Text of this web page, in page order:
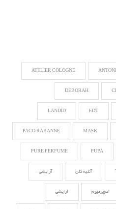
ATELIER COLOGNE
DEBORAH
EDT
LANDID
MASK
PACO RABANNE
PUPA
PURE PERFUME
آتلیه کلن آرایشی
ادوپرفیوم ارایشی